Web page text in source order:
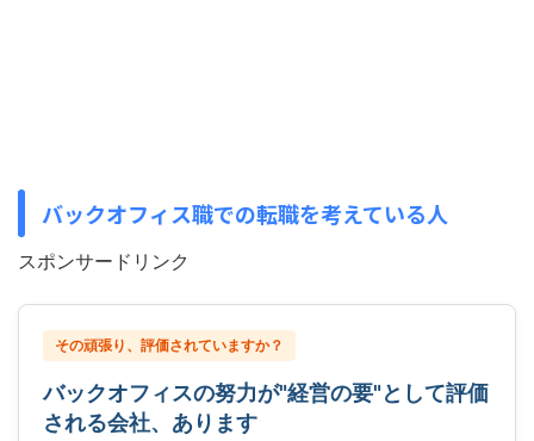
バックオフィス職での転職を考えている人
スポンサードリンク
その頑張り、評価されていますか？
バックオフィスの努力が"経営の要"として評価
される会社、あります